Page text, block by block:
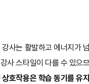
사는 활발하고 에너지가
사 스타일이 다를 수 있으
호작용은 학습 동기를 유